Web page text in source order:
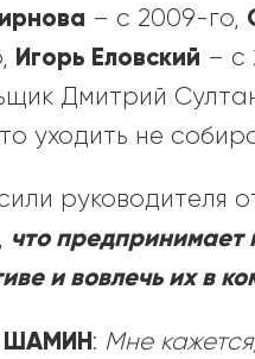
– с 2009-го,
Игорь Еловский – с
Дмитрий
уходить не
руководителя
, что предпринимает
и вовлечь их в
ШАМИН: Мне